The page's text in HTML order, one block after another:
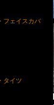
フェイスカバ
タイツ